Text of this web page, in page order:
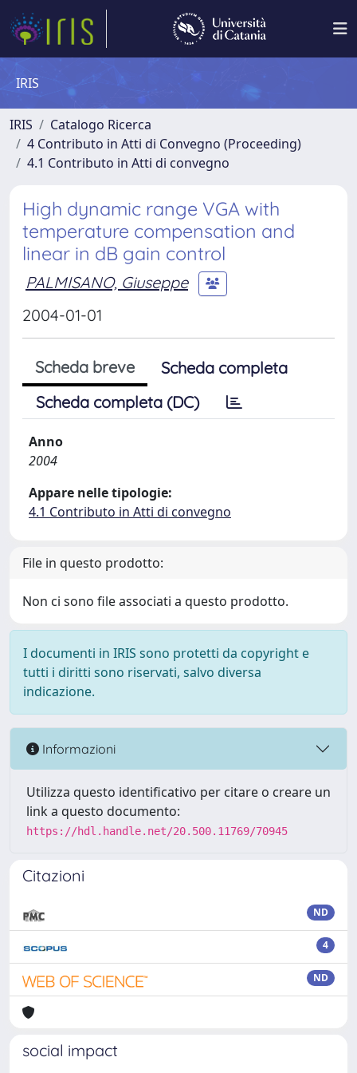
IRIS
IRIS
Catalogo Ricerca
4 Contributo in Atti di Convegno (Proceeding)
4.1 Contributo in Atti di convegno
High dynamic range VGA with
temperature compensation and
linear in dB gain control
PALMISANO, Giuseppe
2004-01-01
Scheda breve
Scheda completa
Scheda completa (DC)
Anno
2004
Appare nelle tipologie:
4.1 Contributo in Atti di convegno
File in questo prodotto:
Non ci sono file associati a questo prodotto.
I documenti in IRIS sono protetti da copyright e
tutti i diritti sono riservati, salvo diversa
indicazione.
Informazioni
Utilizza questo identificativo per citare o creare un
link a questo documento:
https://hdl.handle.net/20.500.11769/70945
Citazioni
ND
4
ND
social impact